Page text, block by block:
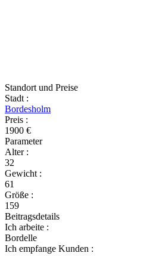
Standort und Preise
Stadt :
Bordesholm
Preis :
1900 €
Parameter
Alter :
32
Gewicht :
61
Größe :
159
Beitragsdetails
Ich arbeite :
Bordelle
Ich empfange Kunden :